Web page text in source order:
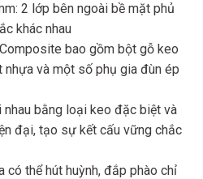
2 lớp bên ngoài bề mặt phủ
khác nhau
bao gồm bột gỗ keo
nhựa và một số phụ gia đùn ép
bằng loại keo đặc biệt và
đại, tạo sự kết cấu vững chắc
có thể hút huỳnh, đắp phào chỉ